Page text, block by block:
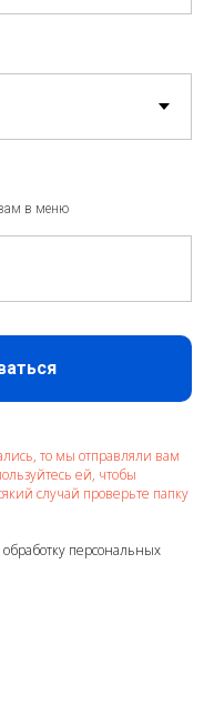
вам в меню
то мы отправляли вам
ей, чтобы
случай проверьте папку
персональных